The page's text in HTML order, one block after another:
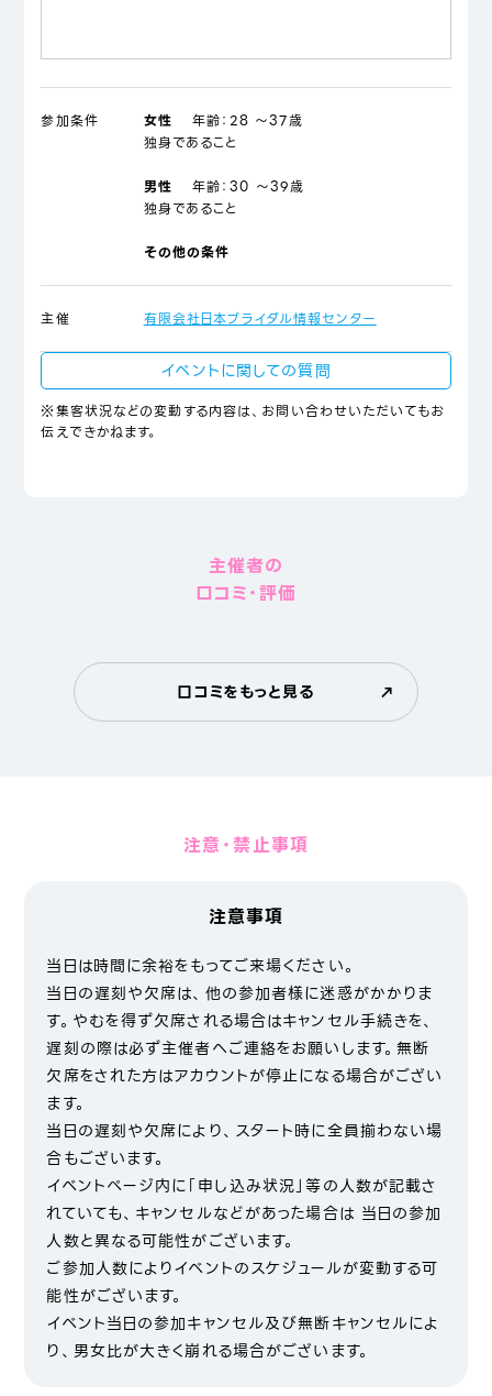
参加条件 女性 年齢： 28 ～37歳
独身であること
男性 年齢： 30 ～39歳
独身であること
その他の条件
主催 有限会社日本ブライダル情報センター
イベントに関しての質問
※集客状況などの変動する内容は、お問い合わせいただいてもお
伝えできかねます。
主催者の
口コミ・評価
口コミをもっと見る
注意・禁止事項
注意事項
当日は時間に余裕をもってご来場ください。
当日の遅刻や欠席は、他の参加者様に迷惑がかかりま
す。やむを得ず欠席される場合はキャンセル手続きを、
遅刻の際は必ず主催者へご連絡をお願いします。無断
欠席をされた方はアカウントが停止になる場合がござい
ます。
当日の遅刻や欠席により、スタート時に全員揃わない場
合もございます。
イベントページ内に「申し込み状況」等の人数が記載さ
れていても、キャンセルなどがあった場合は 当日の参加
人数と異なる可能性がございます。
ご参加人数によりイベントのスケジュールが変動する可
能性がございます。
イベント当日の参加キャンセル及び無断キャンセルによ
り、男女比が大きく崩れる場合がございます。